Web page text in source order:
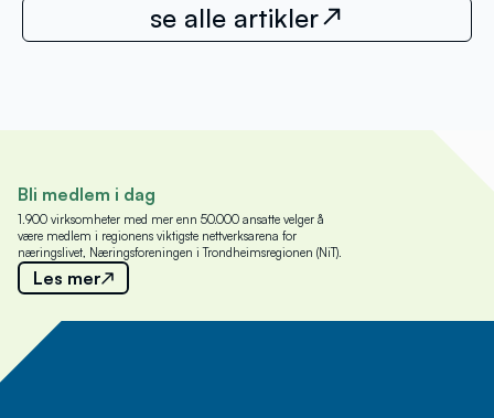
se alle artikler
Bli medlem i dag
1.900 virksomheter med mer enn 50.000 ansatte velger å
være medlem i regionens viktigste nettverksarena for
næringslivet, Næringsforeningen i Trondheimsregionen (NiT).
Les mer